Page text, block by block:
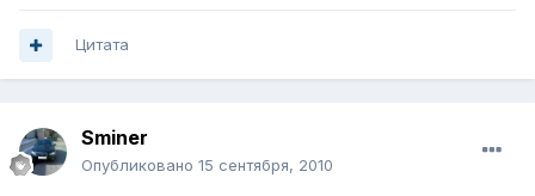
Цитата
Sminer
Опубликовано 15 сентября, 2010